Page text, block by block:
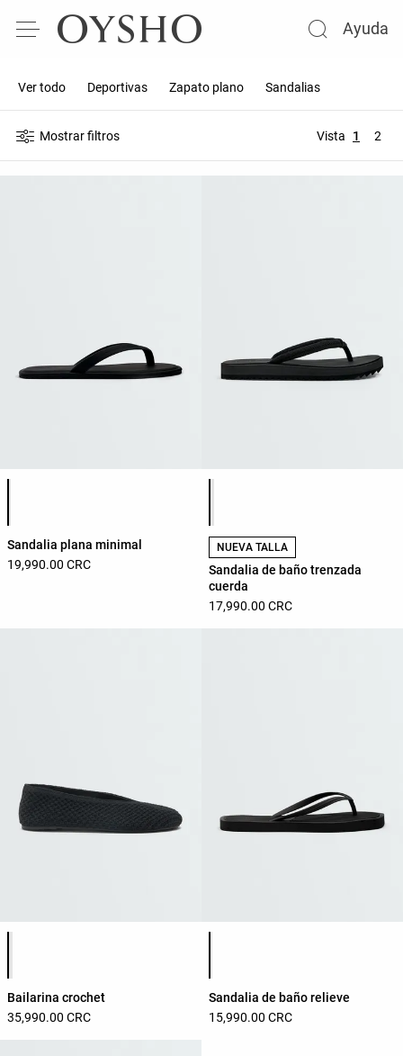
Ayuda
Ver todo Deportivas Zapato plano Sandalias
Mostrar filtros Vista 1 2
Sandalia plana minimal
19,990.00 CRC
NUEVA TALLA
Sandalia de baño trenzada
cuerda
17,990.00 CRC
Bailarina crochet
35,990.00 CRC
Sandalia de baño relieve
15,990.00 CRC